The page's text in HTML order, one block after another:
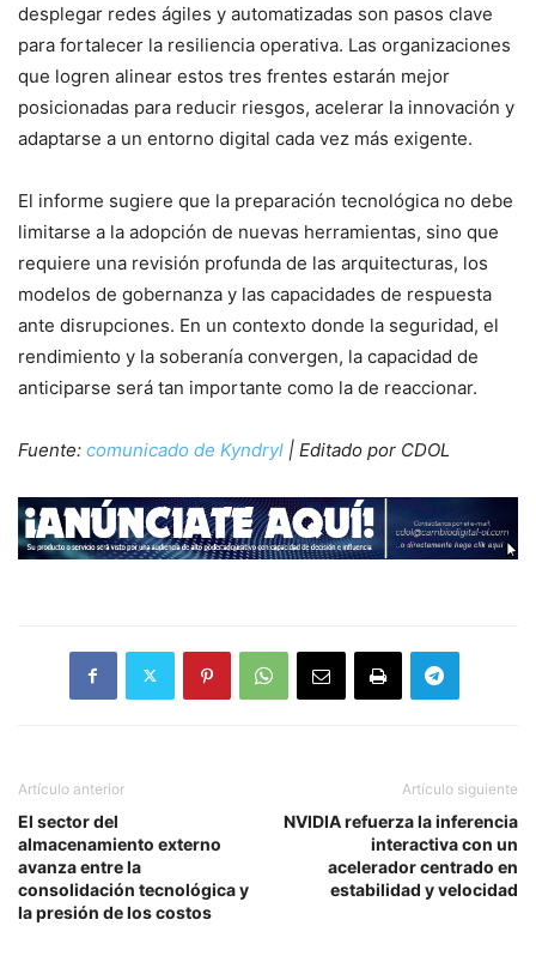
desplegar redes ágiles y automatizadas son pasos clave
para fortalecer la resiliencia operativa. Las organizaciones
que logren alinear estos tres frentes estarán mejor
posicionadas para reducir riesgos, acelerar la innovación y
adaptarse a un entorno digital cada vez más exigente.
El informe sugiere que la preparación tecnológica no debe
limitarse a la adopción de nuevas herramientas, sino que
requiere una revisión profunda de las arquitecturas, los
modelos de gobernanza y las capacidades de respuesta
ante disrupciones. En un contexto donde la seguridad, el
rendimiento y la soberanía convergen, la capacidad de
anticiparse será tan importante como la de reaccionar.
Fuente: comunicado de Kyndryl | Editado por CDOL
Artículo anterior
El sector del
almacenamiento externo
avanza entre la
consolidación tecnológica y
la presión de los costos
Artículo siguiente
NVIDIA refuerza la inferencia
interactiva con un
acelerador centrado en
estabilidad y velocidad